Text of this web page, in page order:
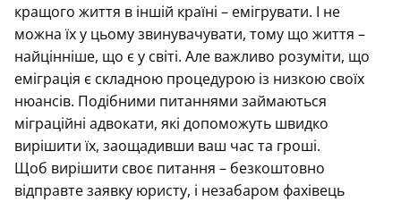
кращого життя в іншій країні – емігрувати. І не
можна їх у цьому звинувачувати, тому що життя –
найцінніше, що є у світі. Але важливо розуміти, що
еміграція є складною процедурою із низкою своїх
нюансів. Подібними питаннями займаються
міграційні адвокати, які допоможуть швидко
вирішити їх, заощадивши ваш час та гроші.
Щоб вирішити своє питання – безкоштовно
відправте заявку юристу, і незабаром фахівець